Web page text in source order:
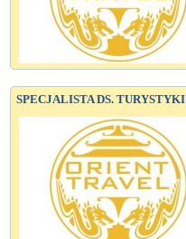
SPECJALISTA DS. TURYSTYKI